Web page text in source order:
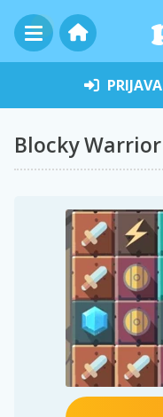
PRIJAVA
Blocky Warrior